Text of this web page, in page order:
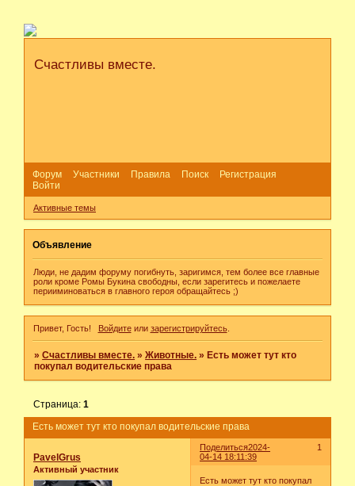
Счастливы вместе.
Форум Участники Правила Поиск
Регистрация
Войти
Активные темы
Объявление
Люди, не дадим форуму погибнуть, заригимся, тем более все главные
роли кроме Ромы Букина свободны, если зарегитесь и пожелаете
перииминоваться в главного героя обращайтесь ;)
Привет, Гость! Войдитеили зарегистрируйтесь.
»Счастливы вместе. »Животные. » Есть может тут кто
покупал водительские права
Есть может тут кто покупал водительские права
Страница:1
Поделиться 1
2024-
04-14 18:11:39
PavelGrus
Активный участник
Есть может тут кто покупал